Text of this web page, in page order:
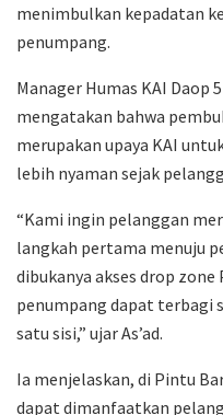
menimbulkan kepadatan
penumpang.
Manager Humas KAI Daop
mengatakan bahwa
merupakan upaya KAI
lebih nyaman sejak
“Kami ingin pelanggan
langkah pertama menuju
dibukanya akses drop
penumpang dapat terbagi
satu sisi,” ujar As’ad.
Ia menjelaskan, di Pintu
dapat dimanfaatkan